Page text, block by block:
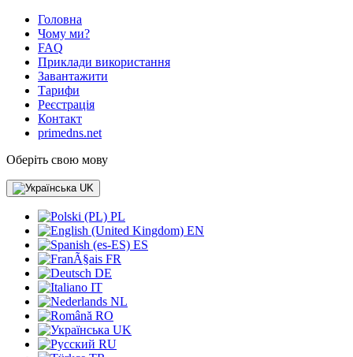
Головна
Чому ми?
FAQ
Приклади використання
Завантажити
Тарифи
Реєстрація
Контакт
primedns.net
Оберіть свою мову
UK
PL
EN
ES
FR
DE
IT
NL
RO
UK
RU